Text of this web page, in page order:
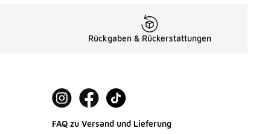
Rückgaben & Rückerstattungen
FAQ zu Versand und Lieferung